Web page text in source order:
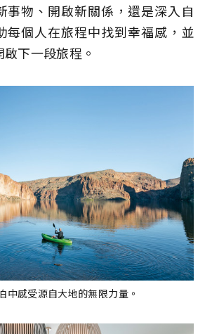
事物、開啟新關係，還是深入自
每個人在旅程中找到幸福感，並
下一段旅程。
中感受源自大地的無限力量。